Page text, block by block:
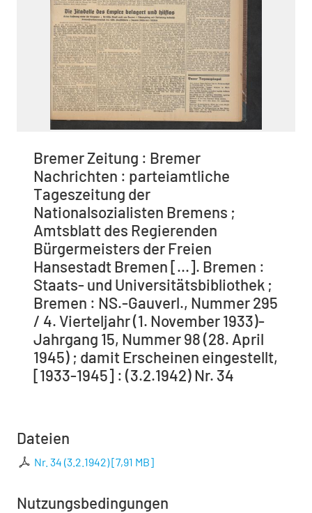
Bremer Zeitung : Bremer
Nachrichten : parteiamtliche
Tageszeitung der
Nationalsozialisten Bremens ;
Amtsblatt des Regierenden
Bürgermeisters der Freien
Hansestadt Bremen [...]. Bremen :
Staats- und Universitätsbibliothek ;
Bremen : NS.-Gauverl., Nummer 295
/ 4. Vierteljahr (1. November 1933)-
Jahrgang 15, Nummer 98 (28. April
1945) ; damit Erscheinen eingestellt,
[1933-1945] : (3.2.1942) Nr. 34
Dateien
Nr. 34 (3.2.1942)[7,91 MB]
Nutzungsbedingungen